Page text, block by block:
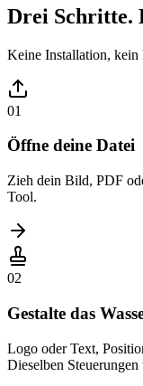
Drei Schritte.
Keine Installation, kein
01
Öffne deine Datei
Zieh dein Bild, PDF
Tool.
02
Gestalte das
Logo oder Text,
Dieselben